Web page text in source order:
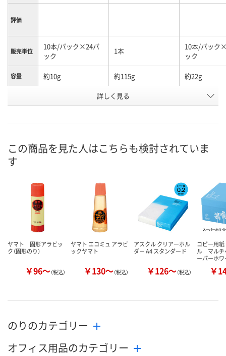
評価
販売単位
10本/パック×24パ
ック
1本
10本/パック
ック
容量 約10g 約115g 約22g
U431668 U175337
した
した
詳しく見る
この商品を見た人はこちらも検討されていま
す
ヤマト 固形アラビッ
ク（固形のり）
￥96～（税込）
ヤマト エコミュ アラビ
ックヤマト
￥130～（税込）
アスクル クリアーホル
ダー A4 スタンダード
￥126～（税込）
コピー用
ル マルチ
ーパーホワ
￥
のりのカテゴリー
オフィス用品のカテゴリー